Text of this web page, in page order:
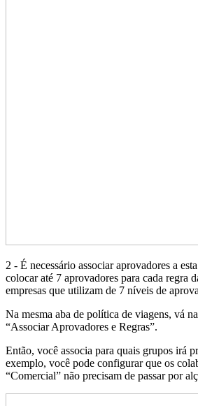
2 - É necessário associar aprovadores a
colocar até 7 aprovadores para cada regra
empresas que utilizam de 7 níveis de
Na mesma aba de política de viagens, vá
“Associar Aprovadores e Regras”.
Então, você associa para quais grupos irá
exemplo, você pode configurar que os
“Comercial” não precisam de passar por